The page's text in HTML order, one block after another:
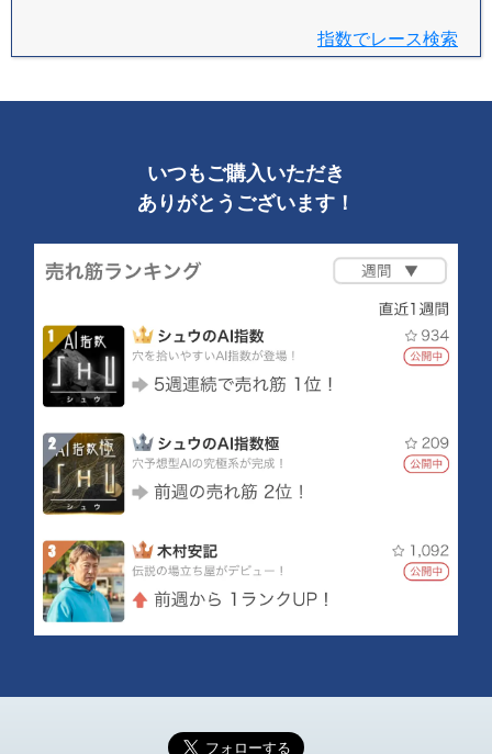
指数でレース検索
いつもご購入いただき
ありがとうございます！